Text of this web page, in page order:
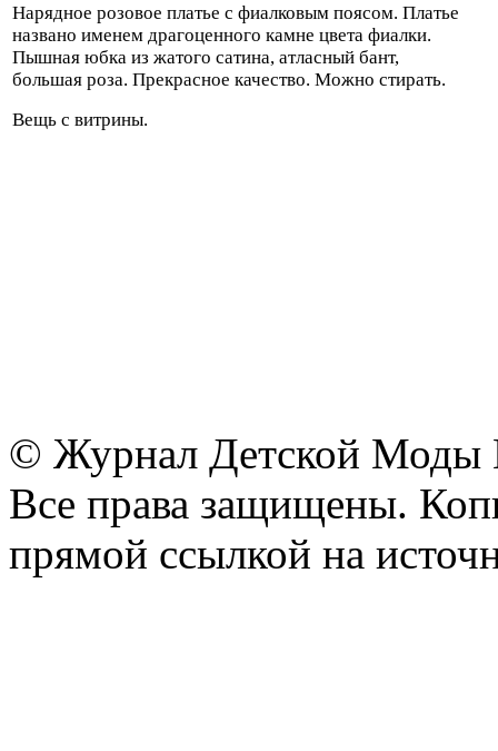
Нарядное розовое платье с фиалковым поясом. Платье
названо именем драгоценного камне цвета фиалки.
Пышная юбка из жатого сатина, атласный бант,
большая роза. Прекрасное качество. Можно стирать.
Вещь с витрины.
© Журнал Детской Моды
Все права защищены.
прямой ссылкой на